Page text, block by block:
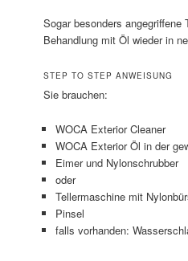
Sogar besonders angegriffene
Behandlung mit Öl wieder in
STEP TO STEP ANWEISUNG
Sie brauchen:
WOCA Exterior Cleaner
WOCA Exterior Öl in der
Eimer und Nylonschrubber
oder
Tellermaschine mit
Pinsel
falls vorhanden: